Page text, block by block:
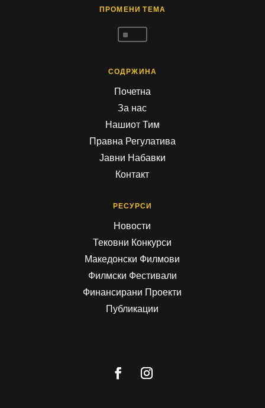
ПРОМЕНИ ТЕМА
^
СОДРЖИНА
Почетна
За нас
Нашиот Тим
Правна Регулатива
Јавни Набавки
Контакт
РЕСУРСИ
Новости
Тековни Конкурси
Македонски Филмови
Филмски Фестивали
Финансирани Проекти
Публикации